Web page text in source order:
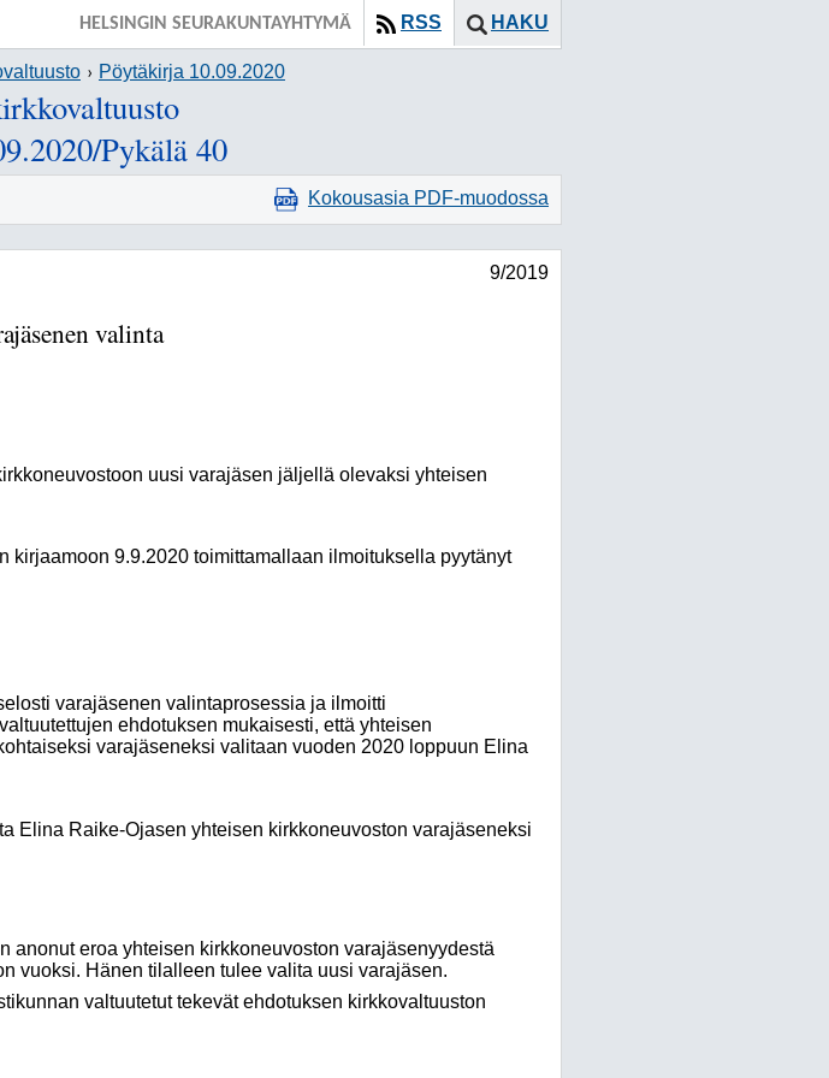
HAKU
RSS
HELSINGIN SEURAKUNTAYHTYMÄ
Pöytäkirja 10.09.2020
Pykälä 40
Kokousasia PDF-muodossa
9/2019
valinta
uusi varajäsen jäljellä olevaksi yhteisen
kirjaamoon 9.9.2020 toimittamallaan ilmoituksella pyytänyt
varajäsenen valintaprosessia ja ilmoitti
ehdotuksen mukaisesti, että yhteisen
varajäseneksi valitaan vuoden 2020 loppuun Elina
Elina Raike-Ojasen yhteisen kirkkoneuvoston varajäseneksi
anonut eroa yhteisen kirkkoneuvoston varajäsenyydestä
vuoksi. Hänen tilalleen tulee valita uusi varajäsen.
valtuutetut tekevät ehdotuksen kirkkovaltuuston